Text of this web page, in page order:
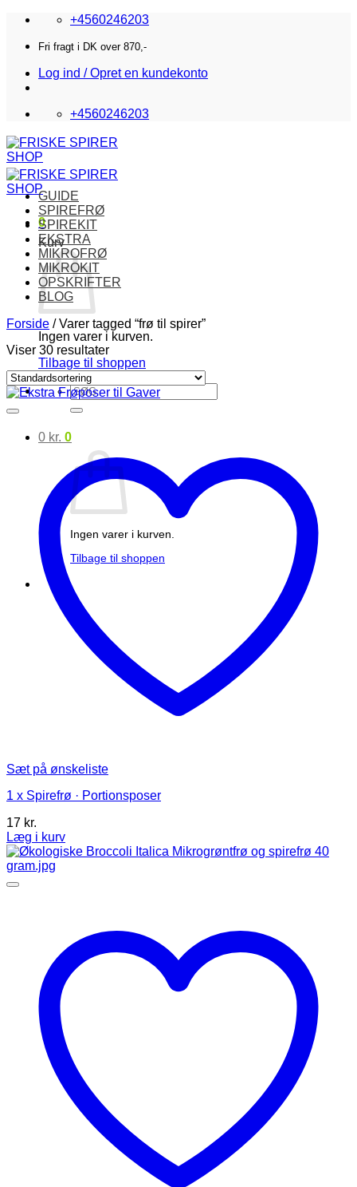
Fortsæt
indhold
+4560246203
Fri fragt i DK over 870,-
Log ind / Opret en kundekonto
+4560246203
0
Kurv
Ingen varer i kurven.
Tilbage til shoppen
Søg
efter:
0 kr. 0
Ingen varer i kurven.
Tilbage til shoppen
GUIDE
SPIREFRØ
SPIREKIT
EKSTRA
MIKROFRØ
MIKROKIT
OPSKRIFTER
BLOG
Forside /Varer tagged “frø til spirer”
Viser 30 resultater
Sæt på ønskeliste
1 x Spirefrø · Portionsposer
17 kr.
Læg i kurv
Dette
vare
har
varesiden